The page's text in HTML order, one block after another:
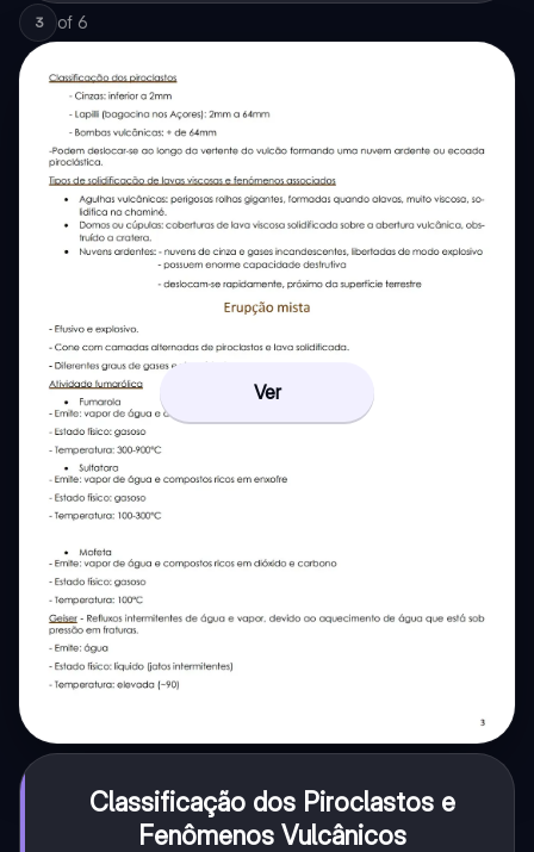
3 of 6
Ver
Classificação dos Piroclastos e
Fenômenos Vulcânicos